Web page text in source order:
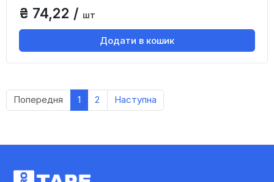
₴ 74,22 / шт
Додати в кошик
Попередня 1 2 Наступна